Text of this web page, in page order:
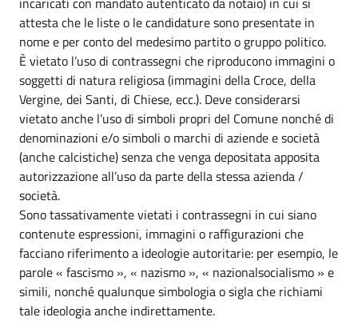
attesta che le liste o le candidature sono presentate in
nome e per conto del medesimo partito o gruppo politico.
È vietato l’uso di contrassegni che riproducono immagini o
soggetti di natura religiosa (immagini della Croce, della
Vergine, dei Santi, di Chiese, ecc.). Deve considerarsi
vietato anche l’uso di simboli propri del Comune nonché di
denominazioni e/o simboli o marchi di aziende e società
(anche calcistiche) senza che venga depositata apposita
autorizzazione all’uso da parte della stessa azienda /
società.
Sono tassativamente vietati i contrassegni in cui siano
contenute espressioni, immagini o raffigurazioni che
facciano riferimento a ideologie autoritarie: per esempio, le
parole « fascismo », « nazismo », « nazionalsocialismo » e
simili, nonché qualunque simbologia o sigla che richiami
tale ideologia anche indirettamente.